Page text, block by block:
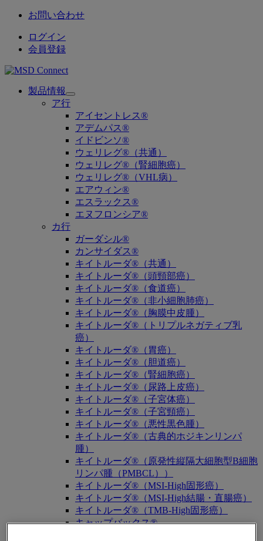
お問い合わせ
ログイン
会員登録
製品情報
Open
submenu
ア行
アイセントレス®
アデムパス®
イドビンソ®
ウェリレグ®（共通）
ウェリレグ®（腎細胞癌）
ウェリレグ®（VHL病）
エアウィン®
エスラックス®
エヌフロンシア®
カ行
ガーダシル®
カンサイダス®
キイトルーダ®（共通）
キイトルーダ®（頭頸部癌）
キイトルーダ®（食道癌）
キイトルーダ®（非小細胞肺癌）
キイトルーダ®（胸膜中皮腫）
キイトルーダ®（トリプルネガティブ乳
癌）
キイトルーダ®（胃癌）
キイトルーダ®（胆道癌）
キイトルーダ®（腎細胞癌）
キイトルーダ®（尿路上皮癌）
キイトルーダ®（子宮体癌）
キイトルーダ®（子宮頸癌）
キイトルーダ®（悪性黒色腫）
キイトルーダ®（古典的ホジキンリンパ
腫）
キイトルーダ®（原発性縦隔大細胞型B細胞
リンパ腫（PMBCL））
キイトルーダ®（MSI-High固形癌）
キイトルーダ®（MSI-High結腸・直腸癌）
キイトルーダ®（TMB-High固形癌）
キャップバックス®